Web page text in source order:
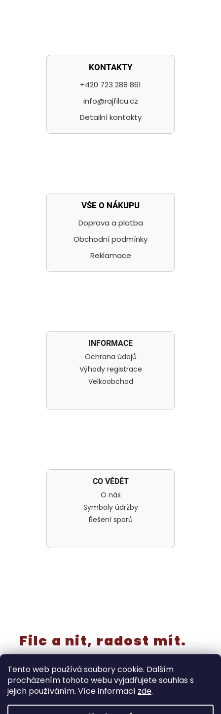
Tento web používá soubory cookie. Dalším
procházením tohoto webu vyjadřujete souhlas s
jejich používáním. Více informací zde.
KONTAKTY
+420 723 288 861
info@rajfilcu.cz
Detailní kontakty
VŠE O NÁKUPU
Doprava a platba
Obchodní podmínky
Reklamace
INFORMACE
Ochrana údajů
Výhody registrace
Velkoobchod
CO VĚDĚT
O nás
Symboly údržby
Řešení sporů
Filc a nit, radost mít.
Vytvořil Shoptet